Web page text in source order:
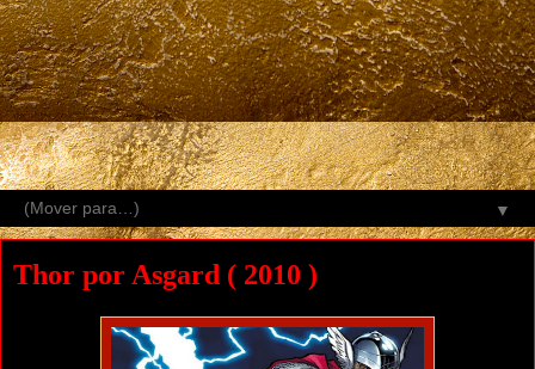
▼
Thor por Asgard ( 2010 )